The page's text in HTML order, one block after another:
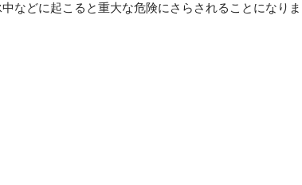
などに起こると重大な危険にさらされることになりま